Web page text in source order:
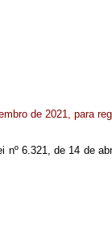
de 2021, para
6.321, de 14 de